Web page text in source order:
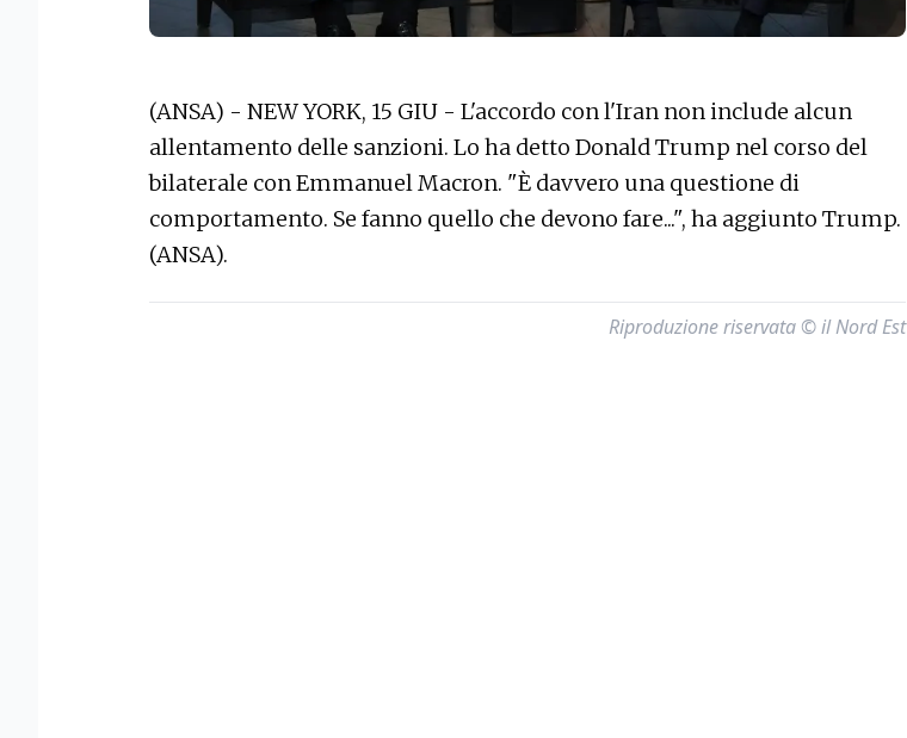
(ANSA) - NEW YORK, 15 GIU - L'accordo con l'Iran non include alcun
allentamento delle sanzioni. Lo ha detto Donald Trump nel corso del
bilaterale con Emmanuel Macron. "È davvero una questione di
comportamento. Se fanno quello che devono fare...", ha aggiunto Trump.
(ANSA).
Riproduzione riservata © il Nord Est